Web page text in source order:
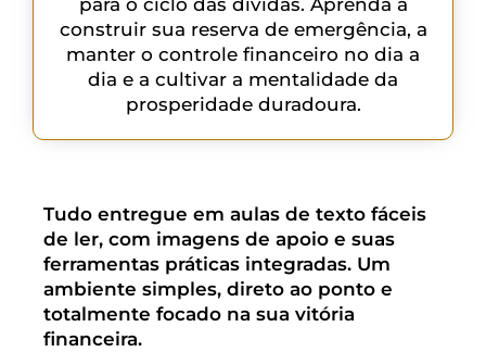
para o ciclo das dívidas. Aprenda a
construir sua reserva de emergência, a
manter o controle financeiro no dia a
dia e a cultivar a mentalidade da
prosperidade duradoura.
Tudo entregue em aulas de texto fáceis
de ler, com imagens de apoio e suas
ferramentas práticas integradas. Um
ambiente simples, direto ao ponto e
totalmente focado na sua vitória
financeira.